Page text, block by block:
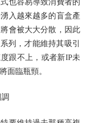
入越來越多的盲盒產
會被大大分散，因此
列，才能維持其吸引
跟不上，或者新IP未
面臨瓶頸。